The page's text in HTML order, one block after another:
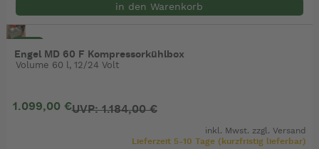
in den Warenkorb
Engel MD 60 F Kompressorkühlbox
Volume 60 l, 12/24 Volt
1.099,00 €UVP: 1.184,00 €
inkl. Mwst. zzgl.Versand
Lieferzeit 5-10 Tage (kurzfristig lieferbar)